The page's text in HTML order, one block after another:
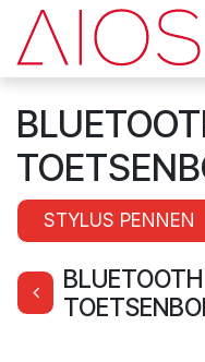
Se rendre au contenu
STYLUS PENNEN
BLUETOOTH